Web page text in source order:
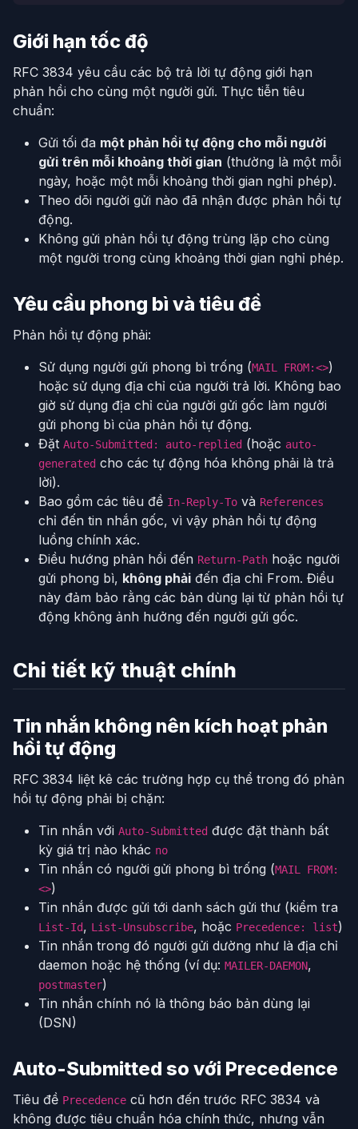
Giới hạn tốc độ
RFC 3834 yêu cầu các bộ trả lời tự động giới hạn
phản hồi cho cùng một người gửi. Thực tiễn tiêu
chuẩn:
Gửi tối đa một phản hồi tự động cho mỗi người
gửi trên mỗi khoảng thời gian (thường là một mỗi
ngày, hoặc một mỗi khoảng thời gian nghỉ phép).
Theo dõi người gửi nào đã nhận được phản hồi tự
động.
Không gửi phản hồi tự động trùng lặp cho cùng
một người trong cùng khoảng thời gian nghỉ phép.
Yêu cầu phong bì và tiêu đề
Phản hồi tự động phải:
Sử dụng người gửi phong bì trống (MAIL FROM:<>)
hoặc sử dụng địa chỉ của người trả lời. Không bao
giờ sử dụng địa chỉ của người gửi gốc làm người
gửi phong bì của phản hồi tự động.
Đặt Auto-Submitted: auto-replied (hoặc auto-
generated cho các tự động hóa không phải là trả
lời).
Bao gồm các tiêu đề In-Reply-To và References
chỉ đến tin nhắn gốc, vì vậy phản hồi tự động
luồng chính xác.
Điều hướng phản hồi đến Return-Path hoặc người
gửi phong bì, không phải đến địa chỉ From. Điều
này đảm bảo rằng các bản dùng lại từ phản hồi tự
động không ảnh hưởng đến người gửi gốc.
Chi tiết kỹ thuật chính
Tin nhắn không nên kích hoạt phản
hồi tự động
RFC 3834 liệt kê các trường hợp cụ thể trong đó phản
hồi tự động phải bị chặn:
Tin nhắn với Auto-Submitted được đặt thành bất
kỳ giá trị nào khác no
Tin nhắn có người gửi phong bì trống (MAIL FROM:
<>)
Tin nhắn được gửi tới danh sách gửi thư (kiểm tra
List-Id, List-Unsubscribe, hoặc Precedence: list)
Tin nhắn trong đó người gửi dường như là địa chỉ
daemon hoặc hệ thống (ví dụ: MAILER-DAEMON,
postmaster)
Tin nhắn chính nó là thông báo bản dùng lại
(DSN)
Auto-Submitted so với Precedence
Tiêu đề Precedence cũ hơn đến trước RFC 3834 và
không được tiêu chuẩn hóa chính thức, nhưng vẫn